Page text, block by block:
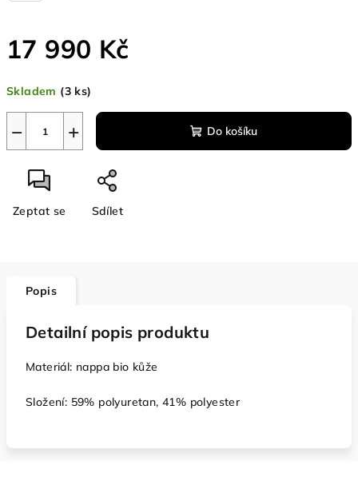
17 990 Kč
cena:
Skladem (3 ks)
+
− Do košíku
Zeptat se Sdílet
Popis
Detailní popis produktu
Materiál: nappa bio kůže
Složení: 59% polyuretan, 41% polyester